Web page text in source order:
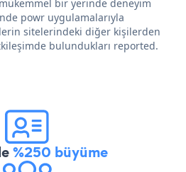
bir yerinde deneyim
powr uygulamalarıyla
sitelerindeki diğer kişilerden
bulundukları reported.
%250 büyüme